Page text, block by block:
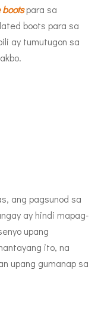
bootspara sa
boots para sa
ay tumutugon sa
ang pagsunod sa
ay hindi mapag-
upang
ito, na
upang gumanap sa